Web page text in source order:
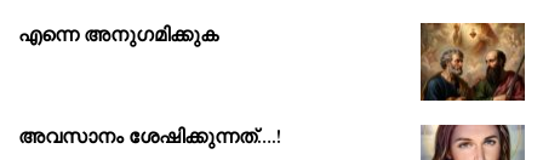
എന്നെ അനുഗമിക്കുക
അവസാനം ശേഷിക്കുന്നത്….!